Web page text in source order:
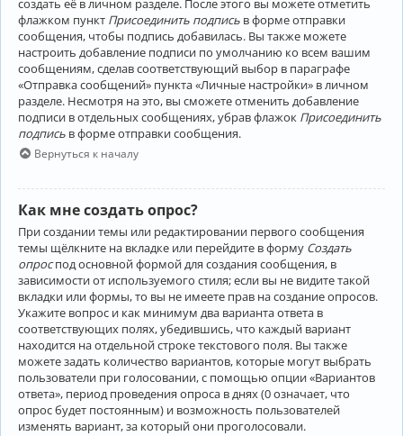
флажком пункт Присоединить подпись в форме отправки
сообщения, чтобы подпись добавилась. Вы также можете
настроить добавление подписи по умолчанию ко всем вашим
сообщениям, сделав соответствующий выбор в параграфе
«Отправка сообщений» пункта «Личные настройки» в личном
разделе. Несмотря на это, вы сможете отменить добавление
подписи в отдельных сообщениях, убрав флажок Присоединить
подпись в форме отправки сообщения.
Вернуться к началу
Как мне создать опрос?
При создании темы или редактировании первого сообщения
темы щёлкните на вкладке или перейдите в форму Создать
опроспод основной формой для создания сообщения, в
зависимости от используемого стиля; если вы не видите такой
вкладки или формы, то вы не имеете прав на создание опросов.
Укажите вопрос и как минимум два варианта ответа в
соответствующих полях, убедившись, что каждый вариант
находится на отдельной строке текстового поля. Вы также
можете задать количество вариантов, которые могут выбрать
пользователи при голосовании, с помощью опции «Вариантов
ответа», период проведения опроса в днях (0 означает, что
опрос будет постоянным) и возможность пользователей
изменять вариант, за который они проголосовали.